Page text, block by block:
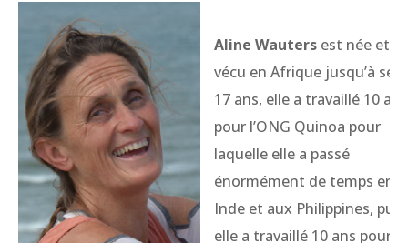
Aline Wauters est née et a
vécu en Afrique jusqu’à ses
17 ans, elle a travaillé 10 ans
pour l’ONG Quinoa pour
laquelle elle a passé
énormément de temps en
Inde et aux Philippines, puis
elle a travaillé 10 ans pour la